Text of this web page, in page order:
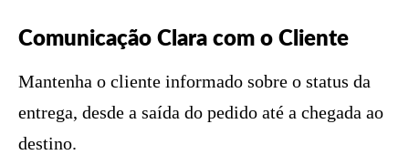
Comunicação Clara com o Cliente
Mantenha o cliente informado sobre o status da
entrega, desde a saída do pedido até a chegada ao
destino.